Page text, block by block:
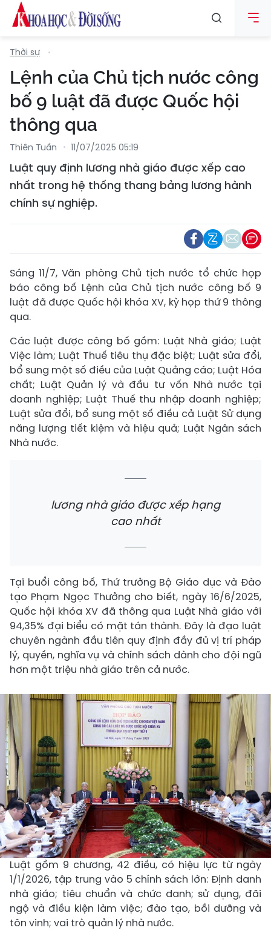
Thời sự
Lệnh của Chủ tịch nước công
bố 9 luật đã được Quốc hội
thông qua
Thiên Tuấn 11/07/2025 05:19
Luật quy định lương nhà giáo được xếp cao
nhất trong hệ thống thang bảng lương hành
chính sự nghiệp.
Sáng 11/7, Văn phòng Chủ tịch nước tổ chức họp
báo công bố Lệnh của Chủ tịch nước công bố 9
luật đã được Quốc hội khóa XV, kỳ họp thứ 9 thông
qua.
Các luật được công bố gồm: Luật Nhà giáo; Luật
Việc làm; Luật Thuế tiêu thụ đặc biệt; Luật sửa đổi,
bổ sung một số điều của Luật Quảng cáo; Luật Hóa
chất; Luật Quản lý và đầu tư vốn Nhà nước tại
doanh nghiệp; Luật Thuế thu nhập doanh nghiệp;
Luật sửa đổi, bổ sung một số điều cả Luật Sử dụng
năng lượng tiết kiệm và hiệu quả; Luật Ngân sách
Nhà nước.
lương nhà giáo được xếp hạng
cao nhất
Tại buổi công bố, Thứ trưởng Bộ Giáo dục và Đào
tạo Phạm Ngọc Thưởng cho biết, ngày 16/6/2025,
Quốc hội khóa XV đã thông qua Luật Nhà giáo với
94,35% đại biểu có mặt tán thành. Đây là đạo luật
chuyên ngành đầu tiên quy định đầy đủ vị trí pháp
lý, quyền, nghĩa vụ và chính sách dành cho đội ngũ
hơn một triệu nhà giáo trên cả nước.
Luật gồm 9 chương, 42 điều, có hiệu lực từ ngày
1/1/2026, tập trung vào 5 chính sách lớn: Định danh
nhà giáo; tiêu chuẩn và chức danh; sử dụng, đãi
ngộ và điều kiện làm việc; đào tạo, bồi dưỡng và
tôn vinh; vai trò quản lý nhà nước.